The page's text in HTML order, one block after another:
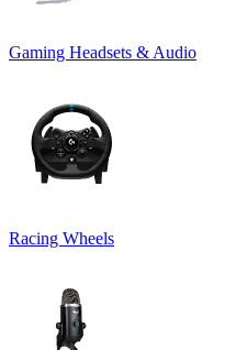
Gaming Headsets & Audio
Racing Wheels